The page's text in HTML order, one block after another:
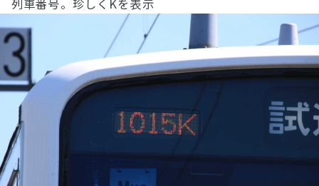
列車番号。珍しくKを表示